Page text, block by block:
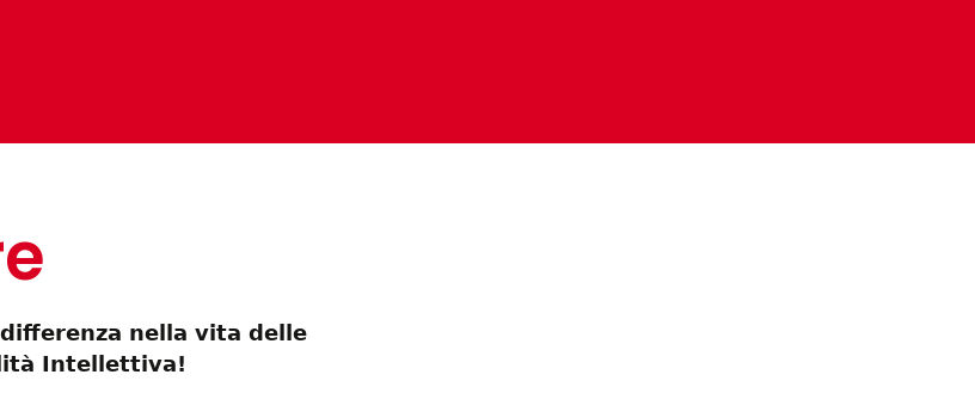
nella vita delle
Intellettiva!